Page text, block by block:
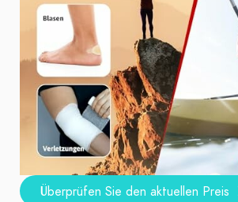
Überprüfen Sie den aktuellen Preis